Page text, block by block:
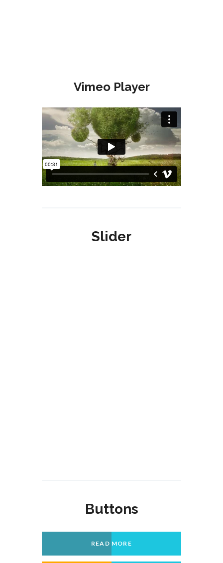
Vimeo Player
Slider
Buttons
READ MORE